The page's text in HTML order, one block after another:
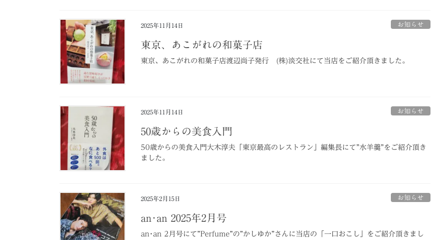
2025年11月14日 お知らせ
東京、あこがれの和菓子店
東京、あこがれの和菓子店渡辺尚子発行 (株)淡交社にて当店をご紹介頂きました。
2025年11月14日 お知らせ
50歳からの美食入門
50歳からの美食入門大木淳夫「東京最高のレストラン」編集長にて”水羊羹”をご紹介頂き
ました。
2025年2月15日 お知らせ
an･an 2025年2月号
an･an 2月号にて”Perfume”の”かしゆか”さんに当店の「一口おこし」をご紹介頂きまし